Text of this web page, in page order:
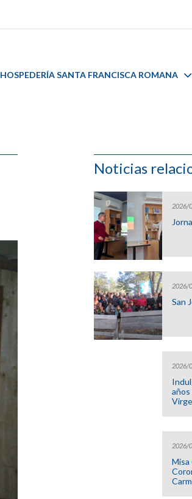
HOSPEDERÍA SANTA FRANCISCA ROMANA
Noticias
2026/
2026/
San
2026/
años
2026/
Misa